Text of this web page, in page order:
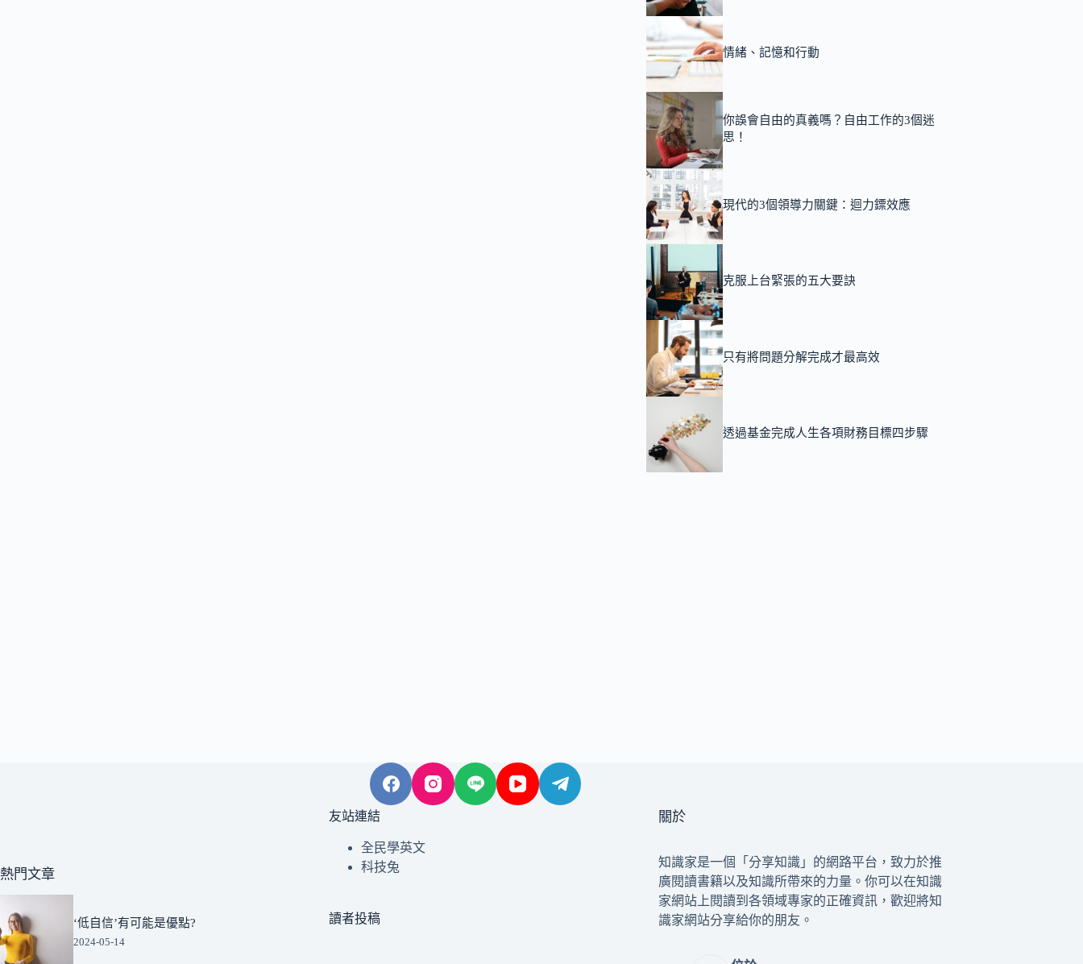
情緒、記憶和行動
你誤會自由的真義嗎？自由工作的3個迷
思！
現代的3個領導力關鍵：迴力鏢效應
克服上台緊張的五大要訣
只有將問題分解完成才最高效
透過基金完成人生各項財務目標四步驟
熱門文章
‘低自信’有可能是優點?
2024-05-14
友站連結
全民學英文
科技兔
讀者投稿
關於
知識家是一個「分享知識」的網路平台，致力於推
廣閱讀書籍以及知識所帶來的力量。你可以在知識
家網站上閱讀到各領域專家的正確資訊，歡迎將知
識家網站分享給你的朋友。